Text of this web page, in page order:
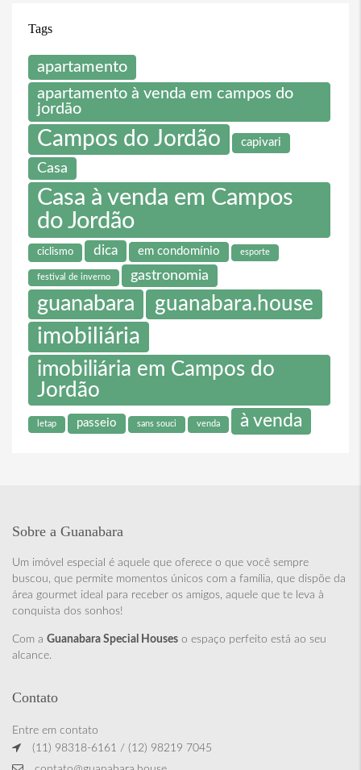
Tags
apartamento
apartamento à venda em campos do
jordão
Campos do Jordão capivari
Casa
Casa à venda em Campos
do Jordão
ciclismo dica em condomínio esporte
festival de inverno gastronomia
guanabara guanabara.house
imobiliária
imobiliária em Campos do
Jordão
letap passeio sans souci venda à venda
Sobre a Guanabara
Um imóvel especial é aquele que oferece o que você sempre
buscou, que permite momentos únicos com a família, que dispõe da
área gourmet ideal para receber os amigos, aquele que te leva à
conquista dos sonhos!
Com a Guanabara Special Houses o espaço perfeito está ao seu
alcance.
Contato
Entre em contato
(11) 98318-6161 / (12) 98219 7045